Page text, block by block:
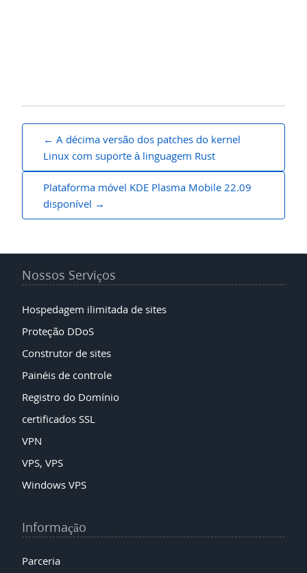
Mensagem
navegação
A décima versão dos patches do kernel
Linux com suporte à linguagem Rust
Plataforma móvel KDE Plasma Mobile 22.09
disponível
Nossos Serviços
Hospedagem ilimitada de sites
Proteção DDoS
Construtor de sites
Painéis de controle
Registro do Domínio
certificados SSL
VPN
VPS, VPS
Windows VPS
Informação
Parceria